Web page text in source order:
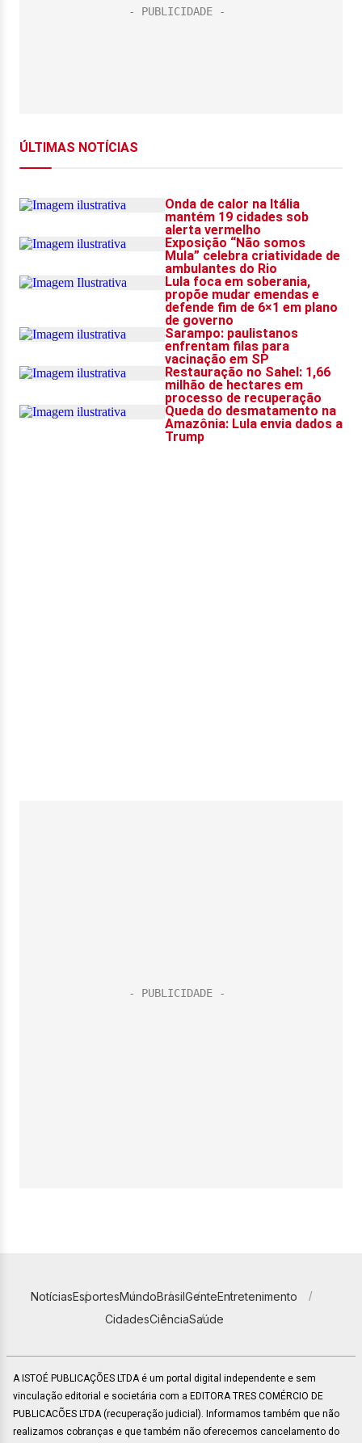
NotíciasEsportesMundoBrasilGenteEntretenimento
CidadesCiênciaSaúde
A ISTOÉ PUBLICAÇÕES LTDA é um portal digital independente e sem
vinculação editorial e societária com a EDITORA TRES COMÉRCIO DE
PUBLICACÕES LTDA (recuperação judicial). Informamos também que não
realizamos cobranças e que também não oferecemos cancelamento do